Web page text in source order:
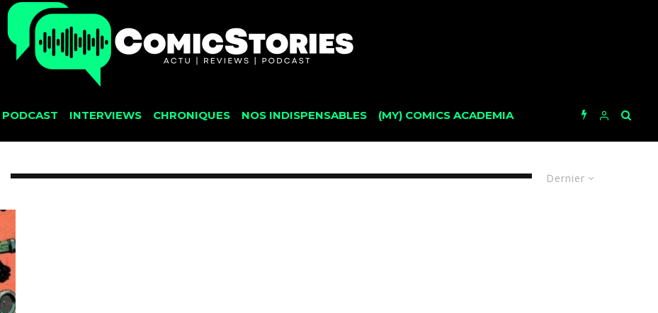
PODCAST INTERVIEWS CHRONIQUES NOS INDISPENSABLES (MY) COMICS ACADEMIA
Dernier